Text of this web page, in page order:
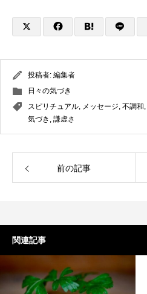
投稿者: 編集者
日々の気づき
スピリチュアル, メッセージ, 不調和,
気づき , 謙虚さ
前の記事
関連記事